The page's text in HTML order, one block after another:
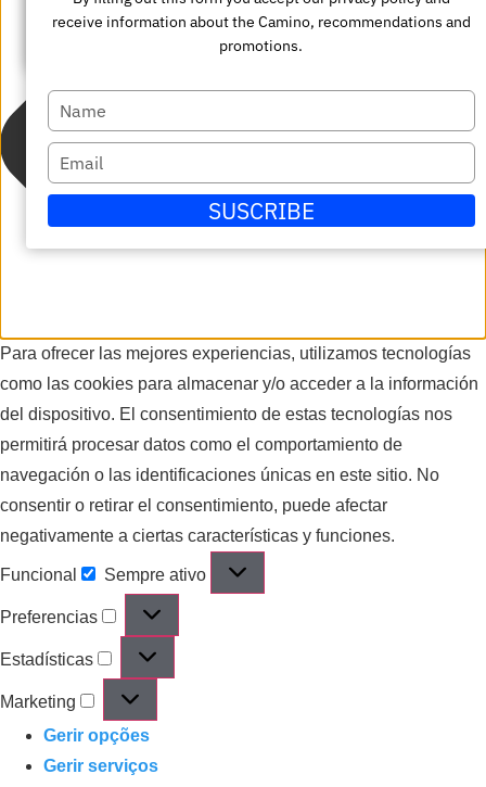
Para ofrecer las mejores experiencias, utilizamos tecnologías
como las cookies para almacenar y/o acceder a la información
del dispositivo. El consentimiento de estas tecnologías nos
permitirá procesar datos como el comportamiento de
navegación o las identificaciones únicas en este sitio. No
consentir o retirar el consentimiento, puede afectar
negativamente a ciertas características y funciones.
Funcional Sempre ativo
Preferencias
Estadísticas
Marketing
Gerir opções
Gerir serviços
Enviar
receive information about the Camino, recommendations and
promotions.
Escriba
su
nombre
Escriba
su
correo
electrónico
SUSCRIBE